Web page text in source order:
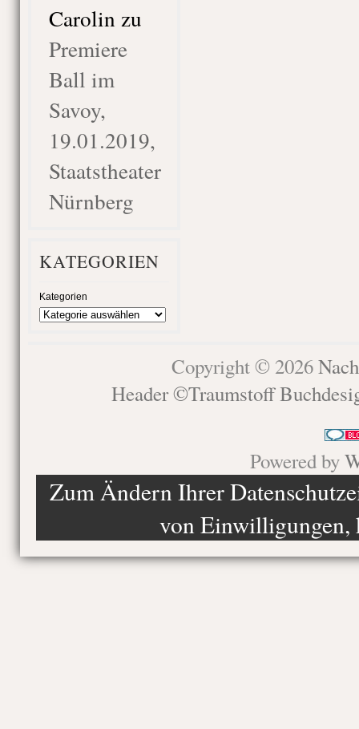
Carolin zu
Premiere
Ball im
Savoy,
19.01.2019,
Staatstheater
Nürnberg
KATEGORIEN
Kategorien
Copyright © 2026
Header ©Traumstoff
Powered by
Zum Ändern Ihrer
von